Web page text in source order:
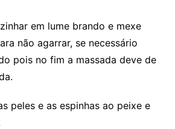
em lume brando e mexe
não agarrar, se necessário
pois no fim a massada deve de
peles e as espinhas ao peixe e